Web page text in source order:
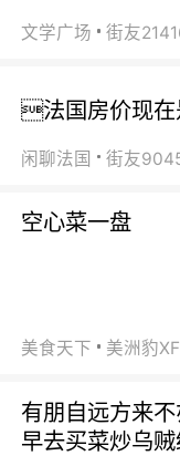
文学广场
法国房价现在
闲聊法国
空心菜一盘
美食天下 美洲豹XF
有朋自远方来
早去买菜炒乌